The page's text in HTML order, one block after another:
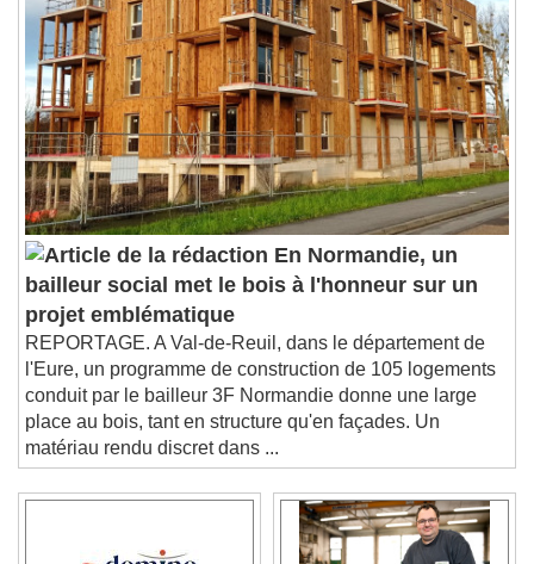
En Normandie, un
bailleur social met le bois à l'honneur sur un
projet emblématique
REPORTAGE. A Val-de-Reuil, dans le département de
l'Eure, un programme de construction de 105 logements
conduit par le bailleur 3F Normandie donne une large
place au bois, tant en structure qu'en façades. Un
matériau rendu discret dans ...